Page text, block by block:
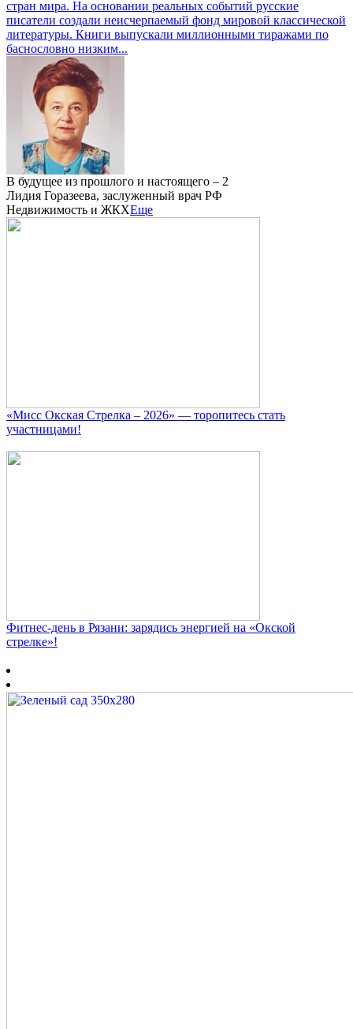
стран мира. На основании реальных событий русские
писатели создали неисчерпаемый фонд мировой классической
литературы. Книги выпускали миллионными тиражами по
баснословно низким...
В будущее из прошлого и настоящего – 2
Лидия Горазеева, заслуженный врач РФ
Недвижимость и ЖКХЕще
«Мисс Окская Стрелка – 2026» — торопитесь стать
участницами!
Фитнес‑день в Рязани: зарядись энергией на «Окской
стрелке»!